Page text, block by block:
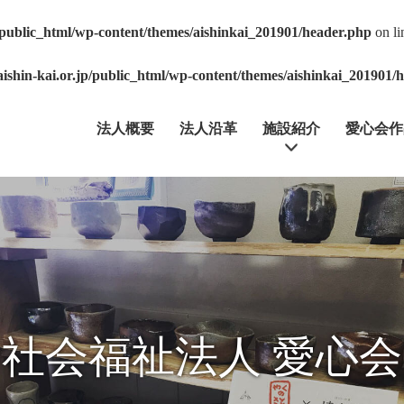
wp-content/themes/aishinkai_201901/header.php on
kai.or.jp/public_html/wp-content/themes/aishinkai_201901/
法人概要 法人沿革 施設紹介 愛心会
社会福祉法人 愛心会